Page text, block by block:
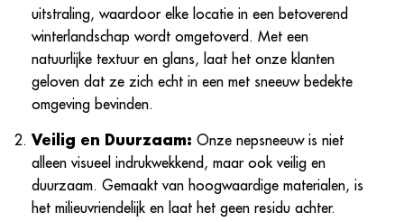
uitstraling, waardoor elke locatie in een betoverend
winterlandschap wordt omgetoverd. Met een
natuurlijke textuur en glans, laat het onze klanten
geloven dat ze zich echt in een met sneeuw bedekte
omgeving bevinden.
Veilig en Duurzaam: Onze nepsneeuw is niet
alleen visueel indrukwekkend, maar ook veilig en
duurzaam. Gemaakt van hoogwaardige materialen, is
het milieuvriendelijk en laat het geen residu achter.